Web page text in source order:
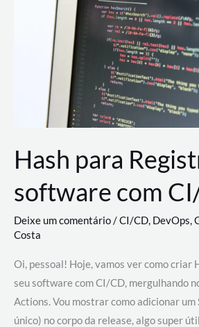
revolucionando
desenvolvimento
Hash para
software com
Deixe um comentário/CI/CD, DevOps,
Costa
Oi, pessoal! Hoje, vamos ver como criar
seu software com CI/CD, mergulhando
Actions. Vou mostrar como adicionar
único) no corpo da release, algo super